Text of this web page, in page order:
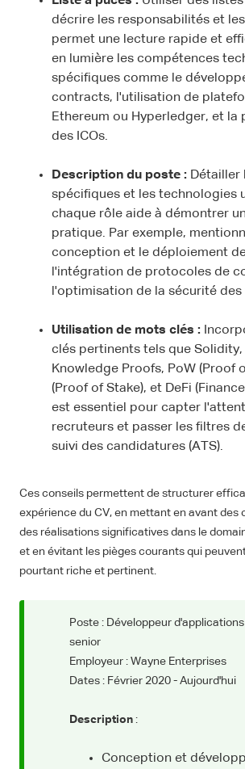
décrire les responsabilités et
permet une lecture rapide et
en lumière les compétences
spécifiques comme le
contracts, l'utilisation de
Ethereum ou Hyperledger, et la
des ICOs.
Description du poste : Détailler
spécifiques et les technologies
chaque rôle aide à démontrer
pratique. Par exemple,
conception et le déploiement
l'intégration de protocoles de
l'optimisation de la sécurité
Utilisation de mots clés :
clés pertinents tels que Solidity,
Knowledge Proofs, PoW (Proof
(Proof of Stake), et DeFi
est essentiel pour capter
recruteurs et passer les filtres
suivi des candidatures (ATS).
Ces conseils permettent de structurer
expérience du CV, en mettant en avant des
des réalisations significatives dans le
et en évitant les pièges courants qui
pourtant riche et pertinent.
Poste : Développeur
senior
Employeur : Wayne Enterprises
Dates : Février 2020 - Aujourd'hui
Description :
Conception et